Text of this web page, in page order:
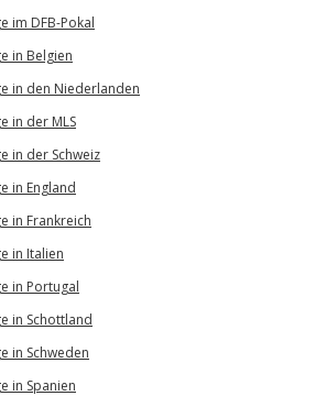
im DFB-Pokal
in Belgien
in den Niederlanden
in der MLS
in der Schweiz
in England
in Frankreich
in Italien
in Portugal
in Schottland
in Schweden
in Spanien